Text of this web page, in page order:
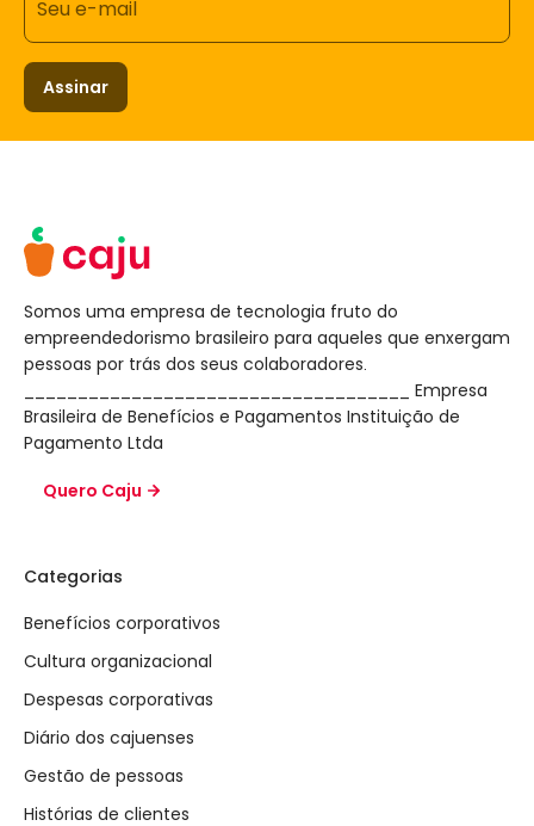
Seu e-mail
Assinar
Somos uma empresa de tecnologia fruto do
empreendedorismo brasileiro para aqueles que enxergam
pessoas por trás dos seus colaboradores.
____________________________________ Empresa
Brasileira de Benefícios e Pagamentos Instituição de
Pagamento Ltda
Quero Caju
Categorias
Benefícios corporativos
Cultura organizacional
Despesas corporativas
Diário dos cajuenses
Gestão de pessoas
Histórias de clientes